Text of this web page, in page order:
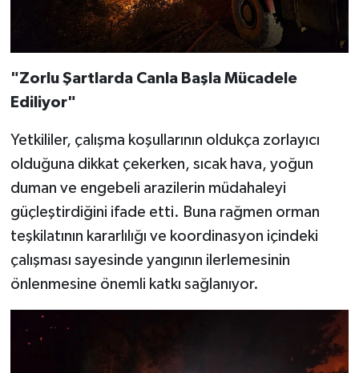
"Zorlu Şartlarda Canla Başla Mücadele
Ediliyor"
Yetkililer, çalışma koşullarının oldukça zorlayıcı
olduğuna dikkat çekerken, sıcak hava, yoğun
duman ve engebeli arazilerin müdahaleyi
güçleştirdiğini ifade etti. Buna rağmen orman
teşkilatının kararlılığı ve koordinasyon içindeki
çalışması sayesinde yangının ilerlemesinin
önlenmesine önemli katkı sağlanıyor.